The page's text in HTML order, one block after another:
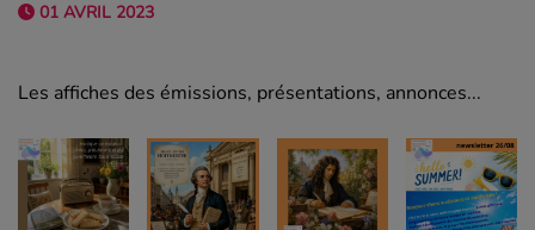
01 AVRIL 2023
Les affiches des émissions, présentations, annonces...